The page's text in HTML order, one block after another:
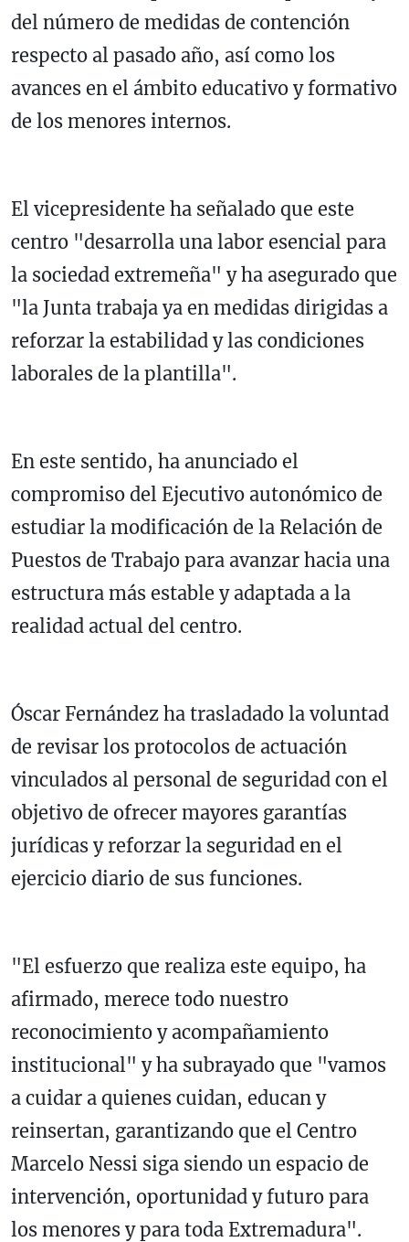
del número de medidas de contención
respecto al pasado año, así como los
avances en el ámbito educativo y formativo
de los menores internos.
El vicepresidente ha señalado que este
centro "desarrolla una labor esencial para
la sociedad extremeña" y ha asegurado que
"la Junta trabaja ya en medidas dirigidas a
reforzar la estabilidad y las condiciones
laborales de la plantilla".
En este sentido, ha anunciado el
compromiso del Ejecutivo autonómico de
estudiar la modificación de la Relación de
Puestos de Trabajo para avanzar hacia una
estructura más estable y adaptada a la
realidad actual del centro.
Óscar Fernández ha trasladado la voluntad
de revisar los protocolos de actuación
vinculados al personal de seguridad con el
objetivo de ofrecer mayores garantías
jurídicas y reforzar la seguridad en el
ejercicio diario de sus funciones.
"El esfuerzo que realiza este equipo, ha
afirmado, merece todo nuestro
reconocimiento y acompañamiento
institucional" y ha subrayado que "vamos
a cuidar a quienes cuidan, educan y
reinsertan, garantizando que el Centro
Marcelo Nessi siga siendo un espacio de
intervención, oportunidad y futuro para
los menores y para toda Extremadura".